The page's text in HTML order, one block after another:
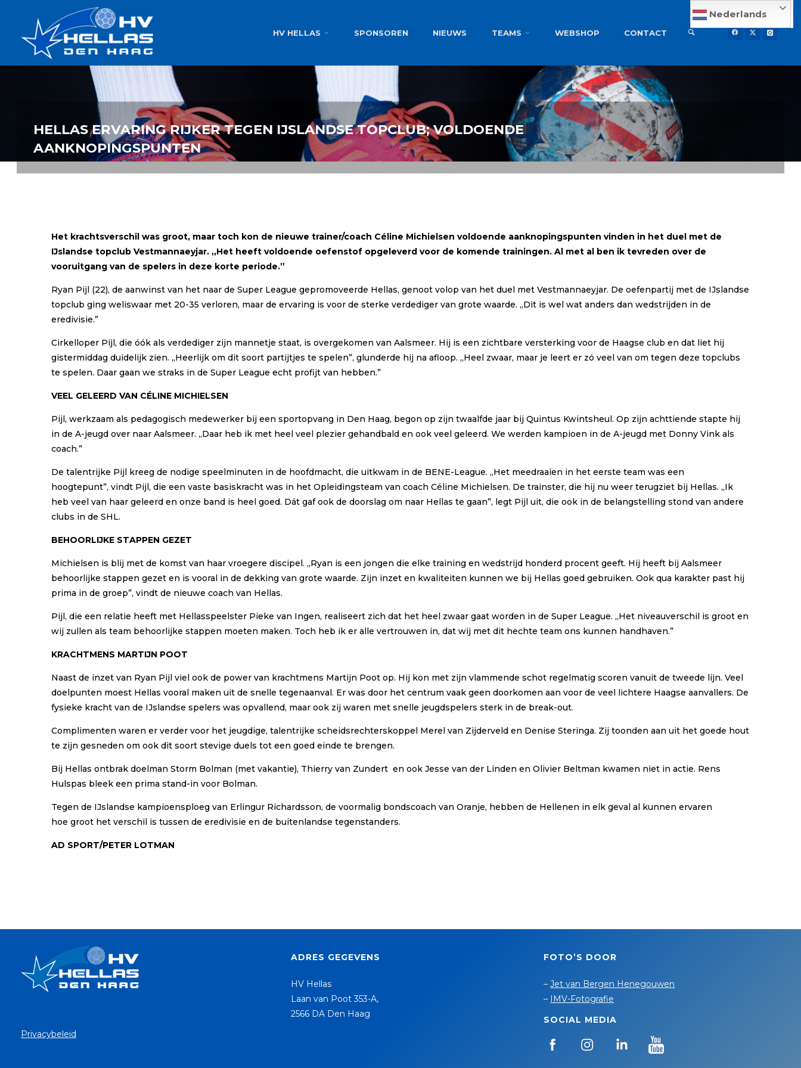
AMBITIE
HV HELLAS SPONSOREN NIEUWS TEAMS WEBSHOP CONTACT
Nederlands
HELLAS ERVARING RIJKER TEGEN IJSLANDSE TOPCLUB; VOLDOENDE
AANKNOPINGSPUNTEN
Het krachtsverschil was groot, maar toch kon de nieuwe trainer/coach Céline Michielsen voldoende aanknopingspunten vinden in het duel met de
IJslandse topclub Vestmannaeyjar. ,,Het heeft voldoende oefenstof opgeleverd voor de komende trainingen. Al met al ben ik tevreden over de
vooruitgang van de spelers in deze korte periode.”
Ryan Pijl (22), de aanwinst van het naar de Super League gepromoveerde Hellas, genoot volop van het duel met Vestmannaeyjar. De oefenpartij met de IJslandse
topclub ging weliswaar met 20-35 verloren, maar de ervaring is voor de sterke verdediger van grote waarde. ,,Dit is wel wat anders dan wedstrijden in de
eredivisie.”
Cirkelloper Pijl, die óók als verdediger zijn mannetje staat, is overgekomen van Aalsmeer. Hij is een zichtbare versterking voor de Haagse club en dat liet hij
gistermiddag duidelijk zien. ,,Heerlijk om dit soort partijtjes te spelen”, glunderde hij na afloop. ,,Heel zwaar, maar je leert er zó veel van om tegen deze topclubs
te spelen. Daar gaan we straks in de Super League echt profijt van hebben.”
VEEL GELEERD VAN CÉLINE MICHIELSEN
Pijl, werkzaam als pedagogisch medewerker bij een sportopvang in Den Haag, begon op zijn twaalfde jaar bij Quintus Kwintsheul. Op zijn achttiende stapte hij
in de A-jeugd over naar Aalsmeer. ,,Daar heb ik met heel veel plezier gehandbald en ook veel geleerd. We werden kampioen in de A-jeugd met Donny Vink als
coach.”
De talentrijke Pijl kreeg de nodige speelminuten in de hoofdmacht, die uitkwam in de BENE-League. ,,Het meedraaien in het eerste team was een
hoogtepunt”, vindt Pijl, die een vaste basiskracht was in het Opleidingsteam van coach Céline Michielsen. De trainster, die hij nu weer terugziet bij Hellas. ,,Ik
heb veel van haar geleerd en onze band is heel goed. Dát gaf ook de doorslag om naar Hellas te gaan”, legt Pijl uit, die ook in de belangstelling stond van andere
clubs in de SHL.
BEHOORLIJKE STAPPEN GEZET
Michielsen is blij met de komst van haar vroegere discipel. ,,Ryan is een jongen die elke training en wedstrijd honderd procent geeft. Hij heeft bij Aalsmeer
behoorlijke stappen gezet en is vooral in de dekking van grote waarde. Zijn inzet en kwaliteiten kunnen we bij Hellas goed gebruiken. Ook qua karakter past hij
prima in de groep”, vindt de nieuwe coach van Hellas.
Pijl, die een relatie heeft met Hellasspeelster Pieke van Ingen, realiseert zich dat het heel zwaar gaat worden in de Super League. ,,Het niveauverschil is groot en
wij zullen als team behoorlijke stappen moeten maken. Toch heb ik er alle vertrouwen in, dat wij met dit hechte team ons kunnen handhaven.”
KRACHTMENS MARTIJN POOT
Naast de inzet van Ryan Pijl viel ook de power van krachtmens Martijn Poot op. Hij kon met zijn vlammende schot regelmatig scoren vanuit de tweede lijn. Veel
doelpunten moest Hellas vooral maken uit de snelle tegenaanval. Er was door het centrum vaak geen doorkomen aan voor de veel lichtere Haagse aanvallers. De
fysieke kracht van de IJslandse spelers was opvallend, maar ook zij waren met snelle jeugdspelers sterk in de break-out.
Complimenten waren er verder voor het jeugdige, talentrijke scheidsrechterskoppel Merel van Zijderveld en Denise Steringa. Zij toonden aan uit het goede hout
te zijn gesneden om ook dit soort stevige duels tot een goed einde te brengen.
Bij Hellas ontbrak doelman Storm Bolman (met vakantie), Thierry van Zundert en ook Jesse van der Linden en Olivier Beltman kwamen niet in actie. Rens
Hulspas bleek een prima stand-in voor Bolman.
Tegen de IJslandse kampioensploeg van Erlingur Richardsson, de voormalig bondscoach van Oranje, hebben de Hellenen in elk geval al kunnen ervaren
hoe groot het verschil is tussen de eredivisie en de buitenlandse tegenstanders.
AD SPORT/PETER LOTMAN
Privacybeleid
ADRES GEGEVENS
HV Hellas
Laan van Poot 353-A,
2566 DA Den Haag
FOTO’S DOOR
–Jet van Bergen Henegouwen
– IMV-Fotografie
SOCIAL MEDIA